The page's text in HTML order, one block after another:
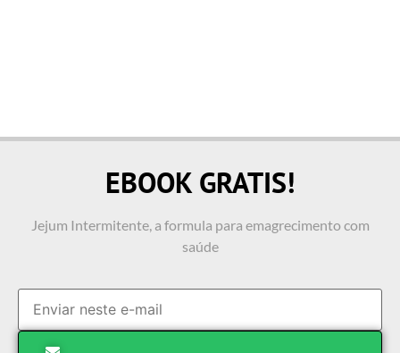
EBOOK GRATIS!
Jejum Intermitente, a formula para emagrecimento com
saúde